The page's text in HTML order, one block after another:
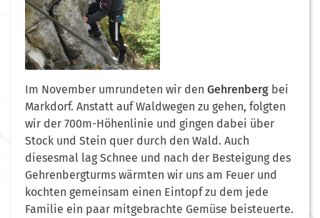
Im November umrundeten wir den Gehrenberg bei
Markdorf. Anstatt auf Waldwegen zu gehen, folgten
wir der 700m-Höhenlinie und gingen dabei über
Stock und Stein quer durch den Wald. Auch
diesesmal lag Schnee und nach der Besteigung des
Gehrenbergturms wärmten wir uns am Feuer und
kochten gemeinsam einen Eintopf zu dem jede
Familie ein paar mitgebrachte Gemüse beisteuerte.